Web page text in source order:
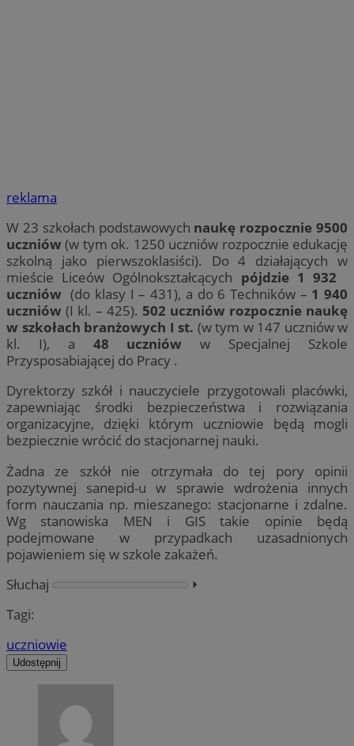
reklama
W 23 szkołach podstawowych naukę rozpocznie 9500
uczniów(w tym ok. 1250 uczniów rozpocznie edukację
szkolną jako pierwszoklasiści). Do 4 działających w
mieście Liceów Ogólnokształcących pójdzie 1 932
uczniów (do klasy I – 431), a do 6 Techników – 1 940
uczniów (I kl. – 425). 502 uczniów rozpocznie naukę
w szkołach branżowych I st. (w tym w 147 uczniów w
kl. I), a 48 ucznióww Specjalnej Szkole
Przysposabiającej do Pracy .
Dyrektorzy szkół i nauczyciele przygotowali placówki,
zapewniając środki bezpieczeństwa i rozwiązania
organizacyjne, dzięki którym uczniowie będą mogli
bezpiecznie wrócić do stacjonarnej nauki.
Żadna ze szkół nie otrzymała do tej pory opinii
pozytywnej sanepid-u w sprawie wdrożenia innych
form nauczania np. mieszanego: stacjonarne i zdalne.
Wg stanowiska MEN i GIS takie opinie będą
podejmowane w przypadkach uzasadnionych
pojawieniem się w szkole zakażeń.
Słuchaj
⏵︎
Tagi:
uczniowie
Udostępnij